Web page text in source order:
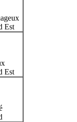
Est
Est